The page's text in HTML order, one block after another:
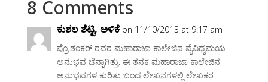
8 Comments
ಕುಶಲ ಶೆಟ್ಟಿ, ಅಳಿಕೆ on 11/10/2013 at 9:17 am
ಪ್ರೊ.ಶಂಕರ್ ರವರ ಮಹಾರಾಜಾ ಕಾಲೇಜಿನ ವೈವಿಧ್ಯಮಯ
ಅನುಭವ ಚೆನ್ನಾಗಿತ್ತು. ಈ ತನಕ ಮಹಾರಾಜಾ ಕಾಲೇಜಿನ
ಅನುಭವಗಳ ಕುರಿತು ಬಂದ ಲೇಖನಗಳಲ್ಲಿ ಲೇಖಕರ